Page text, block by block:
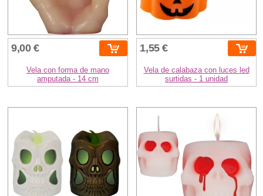
9,00 €
Vela con forma de mano
amputada - 14 cm
1,55 €
Vela de calabaza con luces led
surtidas - 1 unidad